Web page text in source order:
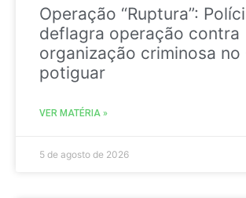
Operação “Ruptura”:
deflagra operação contra
organização criminosa no
potiguar
VER MATÉRIA »
5 de agosto de 2026